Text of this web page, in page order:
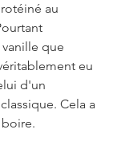
au
que
eu
d'un
Cela a